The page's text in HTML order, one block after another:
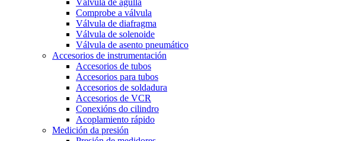
Válvula de agulla
Comprobe a válvula
Válvula de diafragma
Válvula de solenoide
Válvula de asento pneumático
Accesorios de instrumentación
Accesorios de tubos
Accesorios para tubos
Accesorios de soldadura
Accesorios de VCR
Conexións do cilindro
Acoplamiento rápido
Medición da presión